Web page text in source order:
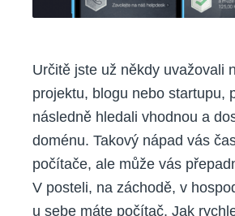
Určitě jste už někdy uvažovali
projektu, blogu nebo startupu,
následně hledali vhodnou a
doménu. Takový nápad vás
počítače, ale může vás
V posteli, na záchodě, v
u sebe máte počítač. Jak